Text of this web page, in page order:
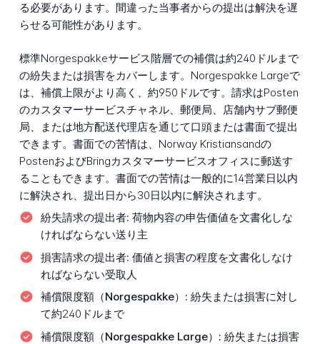
る必要があります。間違った当事者からの提出は解決を遅
らせる可能性があります。
標準Norgespakkeサービス階層での補償は約240ドルまで
の紛失または損害をカバーします。Norgespakke Largeで
は、補償上限がより高く、約950ドルです。請求はPosten
のカスタマーサービスチャネル、郵便局、店舗内サブ郵便
局、または地方配送代理店を通じて口頭または書面で提出
できます。書面での苦情は、Norway Kristiansandの
PostenおよびBringカスタマーサービスオフィスに郵送す
ることもできます。書面での苦情は一般的に14営業日以内
に解決され、提出日から30日以内に解決されます。
紛失請求の提出者: 荷物内容の申告価値を文書化しな
ければならない送り主
損害請求の提出者: 価値と損害の程度を文書化しなけ
ればならない受取人
補償限度額（Norgespakke）: 紛失または損害に対し
て約240ドルまで
補償限度額（Norgespakke Large）: 紛失または損害